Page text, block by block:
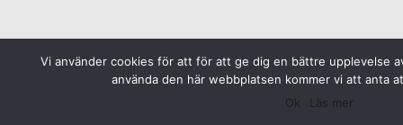
Vi använder cookies för att för att ge dig en bättre upplevelse
använda den här webbplatsen kommer vi att anta
Ok
Läs mer